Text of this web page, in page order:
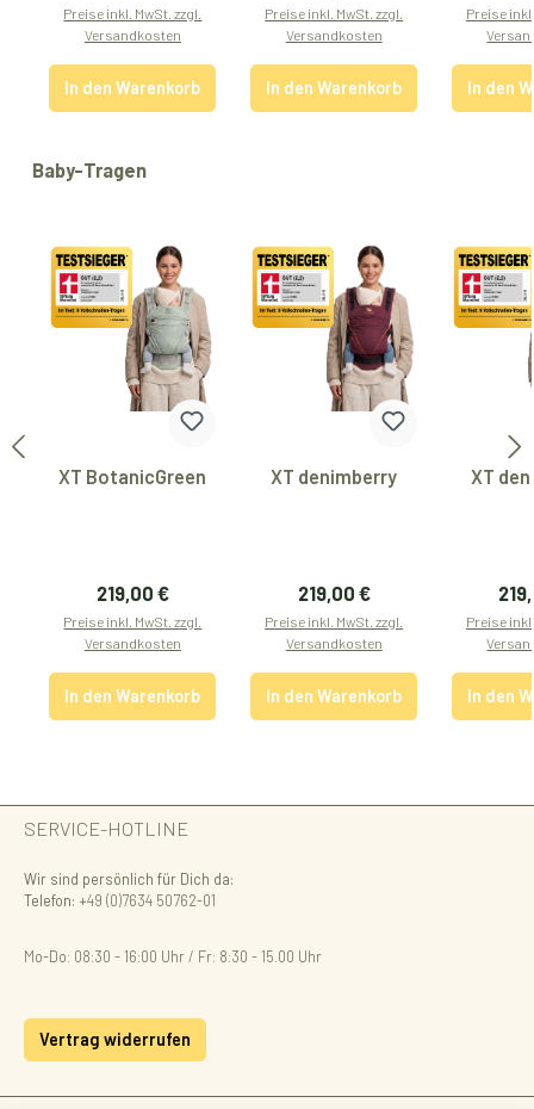
Preise inkl. MwSt. zzgl.
Versandkosten
In den Warenkorb
Preise inkl. MwSt. zzgl.
Versandkosten
In den Warenkorb
Preise
In den
Produktgalerie überspringen
Baby-Tragen
XT BotanicGreen
Regulärer Preis:
219,00 €
Preise inkl. MwSt. zzgl.
Versandkosten
In den Warenkorb
XT denimberry
Regulärer Preis:
219,00 €
Preise inkl. MwSt. zzgl.
Versandkosten
In den Warenkorb
XT
Preise
In den
SERVICE-HOTLINE
Wir sind persönlich für Dich da:
Telefon: +49 (0)7634 50762-01
Mo-Do: 08:30 - 16:00 Uhr / Fr: 8:30 - 15.00 Uhr
Vertrag widerrufen